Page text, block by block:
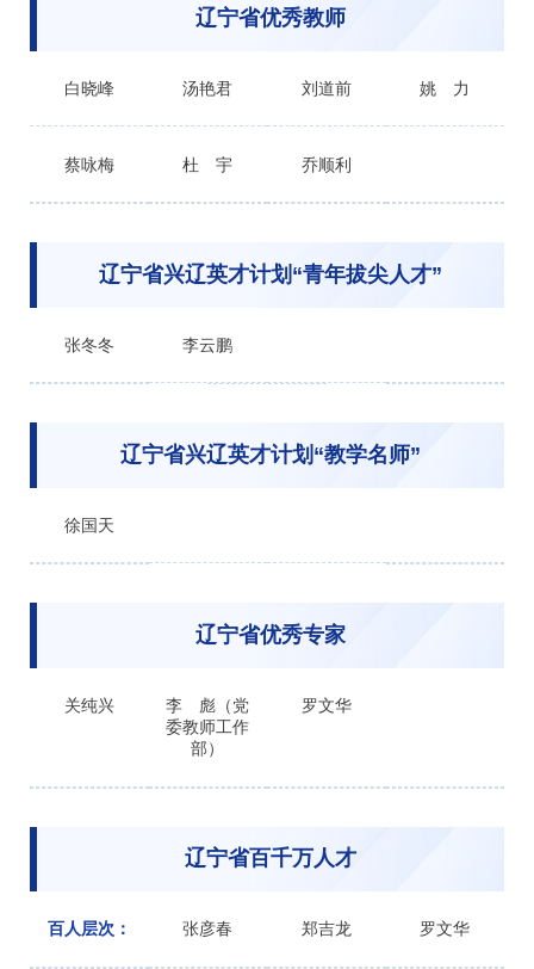
辽宁省优秀教师
白晓峰 汤艳君 刘道前 姚 力
蔡咏梅 杜 宇 乔顺利
辽宁省兴辽英才计划“青年拔尖人才”
张冬冬 李云鹏
辽宁省兴辽英才计划“教学名师”
徐国天
辽宁省优秀专家
关纯兴
李 彪（党
委教师工作
部）
罗文华
辽宁省百千万人才
百人层次： 张彦春 郑吉龙 罗文华